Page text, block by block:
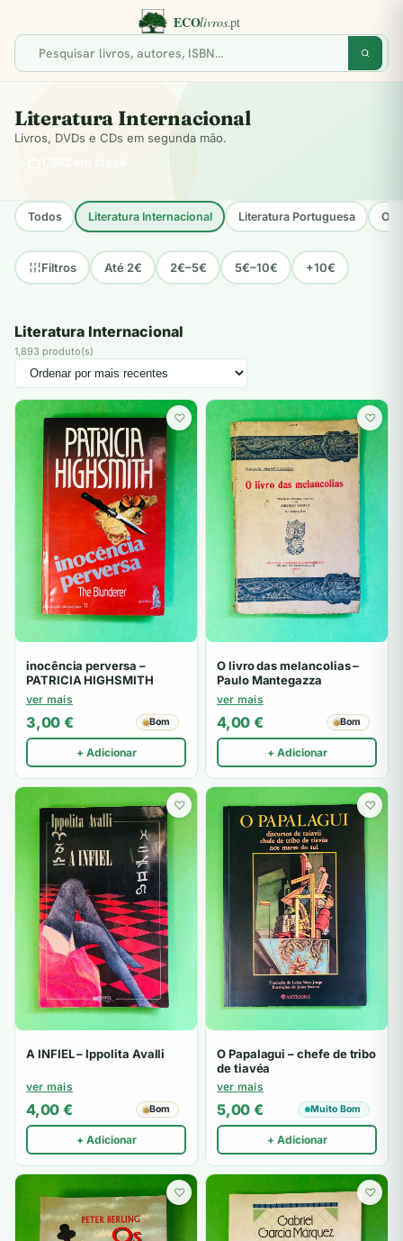
Literatura Internacional
Livros, DVDs e CDs em segunda mão.
Todos Literatura Internacional Literatura Portuguesa
Filtros Até 2€ 2€–5€ 5€–10€ +10€
Literatura Internacional
1,893 produto(s)
♡
inocência perversa –
PATRICIA HIGHSMITH
ver mais
3,00 € Bom
+ Adicionar
♡
O livro das melancolias –
Paulo Mantegazza
ver mais
4,00 € Bom
+ Adicionar
♡
A INFIEL – Ippolita Avalli
ver mais
4,00 € Bom
+ Adicionar
♡
O Papalagui – chefe de tribo
de tiavéa
ver mais
5,00 € Muito Bom
+ Adicionar
♡ ♡